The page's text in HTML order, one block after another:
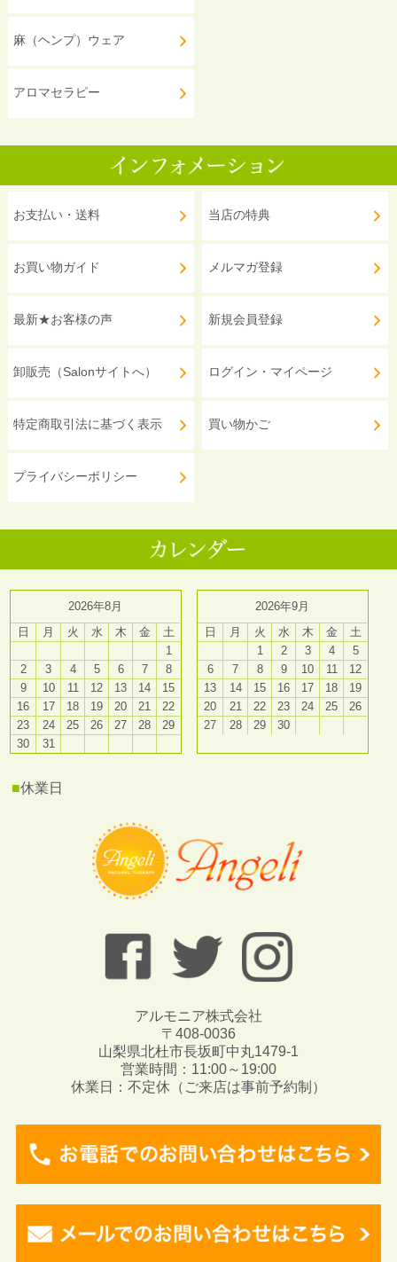
麻（ヘンプ）ウェア
アロマセラピー
お支払い・送料
お買い物ガイド
最新★お客様の声
卸販売（Salonサイトへ）
特定商取引法に基づく表示
プライバシーポリシー
当店の特典
メルマガ登録
新規会員登録
ログイン・マイページ
買い物かご
2026年8月
日
月 火 水 木 金
土
1
2
3 4 5 6 7
8
9
10 11 12 13 14
15
16
17 18 19 20 21
22
23
24 25 26 27 28
29
30
31
2026年9月
日
月 火 水 木 金
土
1
2 3 4
5
6
7 8 9 10 11
12
13
14 15 16 17 18
19
20
21 22 23 24 25
26
27
28 29 30
■休業日
アルモニア株式会社
〒408-0036
山梨県北杜市長坂町中丸1479-1
営業時間：11:00～19:00
休業日：不定休（ご来店は事前予約制）